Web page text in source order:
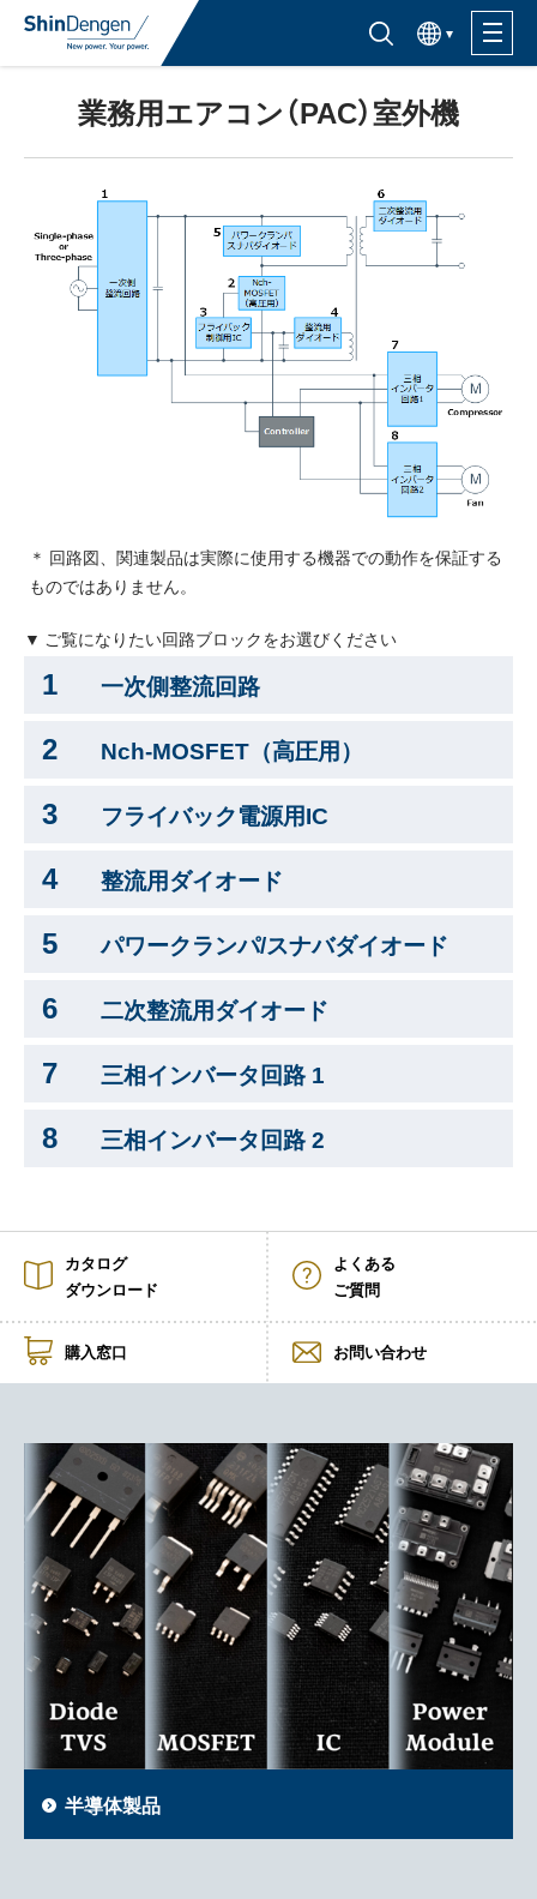
半導体製品検索はこちら
한국어
製品ラインナップ
サポート・サービス
採用情報
ニュース
イベント
お問い合わせ
閉じる
業務用エアコン（PAC）室外機
＊ 回路図、関連製品は実際に使用する機器での動作を保証する
ものではありません。
▼ ご覧になりたい回路ブロックをお選びください
1 一次側整流回路
2 Nch-MOSFET（高圧用）
3 フライバック電源用IC
4 整流用ダイオード
5 パワークランパ/スナバダイオード
6 二次整流用ダイオード
7 三相インバータ回路 1
8 三相インバータ回路 2
カタログ
ダウンロード
よくある
ご質問
購入窓口 お問い合わせ
半導体製品